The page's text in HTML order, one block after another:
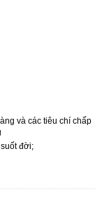
và các tiêu chí chấp
đời;